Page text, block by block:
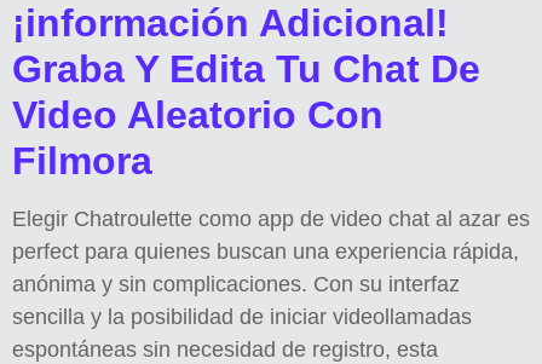
¡información Adicional!
Graba Y Edita Tu Chat De
Video Aleatorio Con
Filmora
Elegir Chatroulette como app de video chat al azar es
perfect para quienes buscan una experiencia rápida,
anónima y sin complicaciones. Con su interfaz
sencilla y la posibilidad de iniciar videollamadas
espontáneas sin necesidad de registro, esta